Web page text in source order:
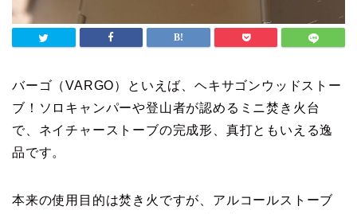
バーゴ（VARGO）といえば、ヘキサゴンウッドストー
ブ！ソロキャンパーや登山者が認めるミニ焚き火台
で、ネイチャーストーブの完成形、真打ともいえる逸
品です。
本来の使用目的は焚き火ですが、アルコールストーブ